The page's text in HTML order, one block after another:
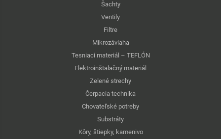
Šachty
Ventily
Filtre
Mikrozávlaha
Tesniaci materiál – TEFLÓN
Elektroinštalačný materiál
Zelené strechy
Čerpacia technika
Chovateľské potreby
Substráty
Kôry, štiepky, kamenivo